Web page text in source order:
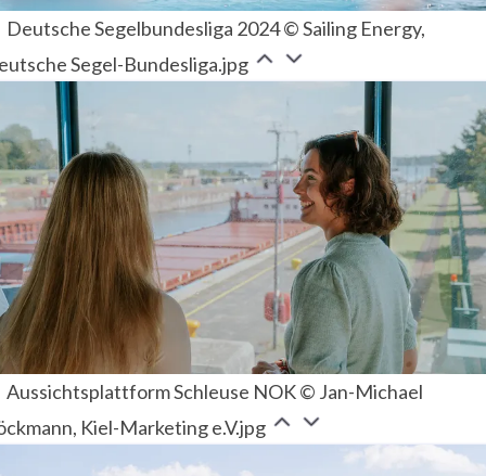
Deutsche Segelbundesliga 2024 © Sailing Energy,
Segel-Bundesliga.jpg
Aussichtsplattform Schleuse NOK © Jan-Michael
Kiel-Marketing e.V.jpg